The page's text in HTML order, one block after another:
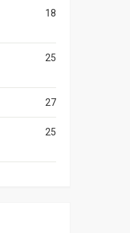
18
25
27
25